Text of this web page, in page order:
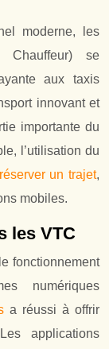
moderne, les
Chauffeur) se
aux taxis
innovant et
importante du
l’utilisation du
réserver un trajet,
mobiles.
les VTC
fonctionnement
numériques
a réussi à offrir
applications